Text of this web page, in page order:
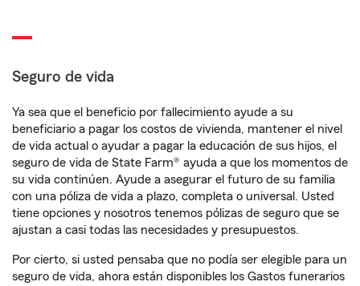
Seguro de vida
Ya sea que el beneficio por fallecimiento ayude a su
beneficiario a pagar los costos de vivienda, mantener el nivel
de vida actual o ayudar a pagar la educación de sus hijos, el
seguro de vida de State Farm® ayuda a que los momentos de
su vida continúen. Ayude a asegurar el futuro de su familia
con una póliza de vida a plazo, completa o universal. Usted
tiene opciones y nosotros tenemos pólizas de seguro que se
ajustan a casi todas las necesidades y presupuestos.
Por cierto, si usted pensaba que no podía ser elegible para un
seguro de vida, ahora están disponibles los Gastos funerarios